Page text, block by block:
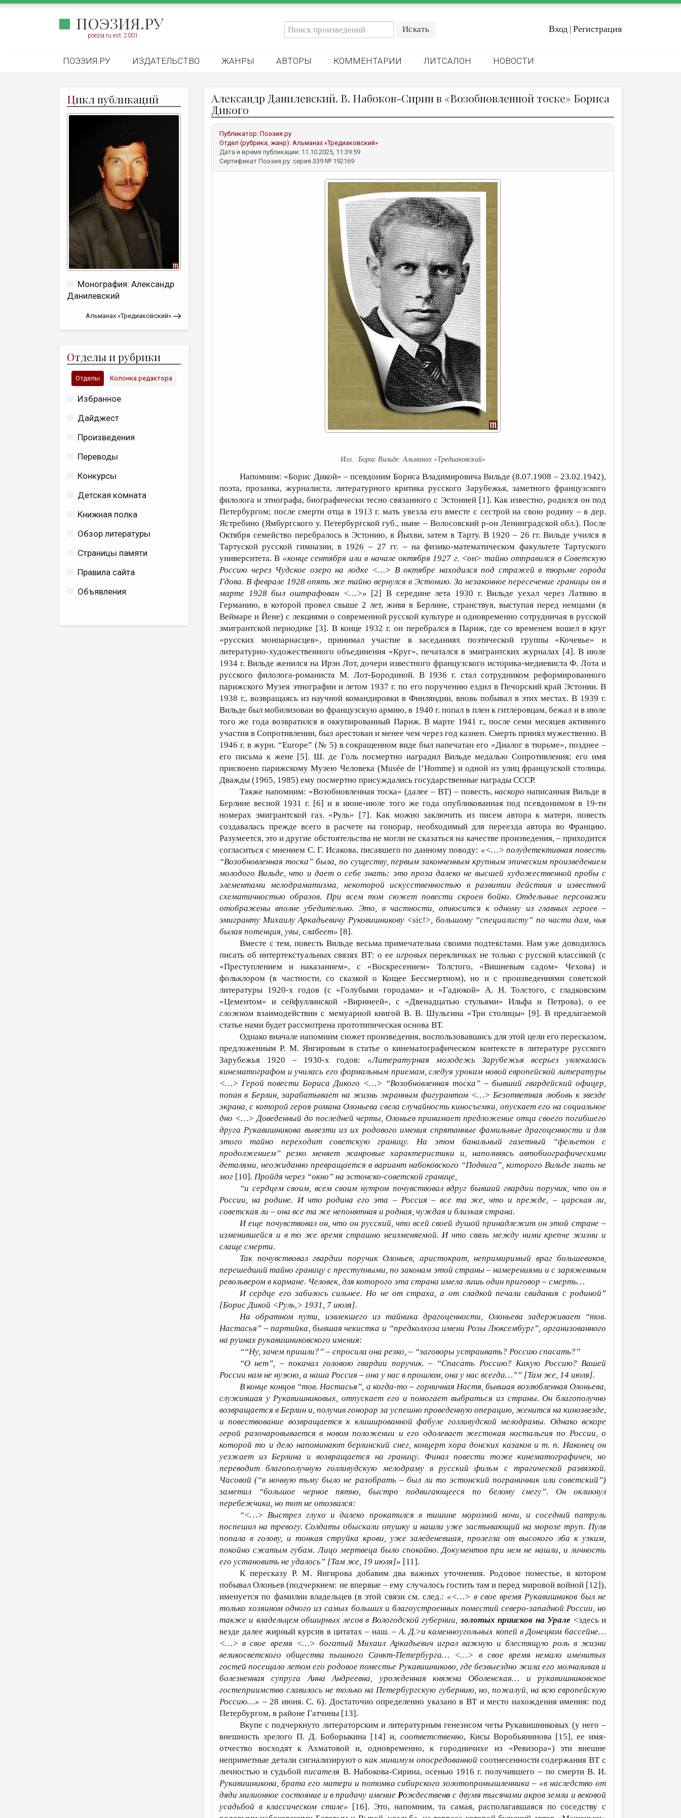
ПОЭЗИЯ.РУ
poezia.ru est. 2001
Вход | Регистрация
ПОЭЗИЯ.РУ ИЗДАТЕЛЬСТВО ЖАНРЫ АВТОРЫ КОММЕНТАРИИ ЛИТСАЛОН НОВОСТИ
Цикл публикаций
Монография: Александр
Данилевский
Альманах «Тредиаковский»
Отделы и рубрики
Отделы Колонка редактора
Избранное
Дайджест
Произведения
Переводы
Конкурсы
Детская комната
Книжная полка
Обзор литературы
Страницы памяти
Правила сайта
Объявления
Александр Данилевский. В. Набоков-Сирин в «Возобновленной тоске» Бориса
Дикого
Публикатор: Поэзия.ру
Отдел (рубрика, жанр): Альманах «Тредиаковский»
Дата и время публикации: 11.10.2025, 11:39:59
Сертификат Поэзия.ру: серия 339 № 192169
Борис Вильде. Альманах «Тредиаковский»
Напомним: «Борис Дикой» – псевдоним Бориса Владимировича Вильде (8.07.1908 – 23.02.1942),
поэта, прозаика, журналиста, литературного критика русского Зарубежья, заметного французского
филолога и этнографа, биографически тесно связанного с Эстонией [1]. Как известно, родился он под
Петербургом; после смерти отца в 1913 г. мать увезла его вместе с сестрой на свою родину – в дер.
Ястребино (Ямбургского у. Петербургской губ., ныне – Волосовский р-он Ленинградской обл.). После
Октября семейство перебралось в Эстонию, в Йыхви, затем в Тарту. В 1920 – 26 гг. Вильде учился в
Тартуской русской гимназии, в 1926 – 27 гг. – на физико-математическом факультете Тартуского
университета. В «конце сентября или в начале октября 1927 г. <он> тайно отправился в Советскую
Россию через Чудское озеро на лодке <…> В октябре находился под стражей в тюрьме города
Гдова. В феврале 1928 опять же тайно вернулся в Эстонию. За незаконное пересечение границы он в
марте 1928 был оштрафован <…>» [2] В середине лета 1930 г. Вильде уехал через Латвию в
Германию, в которой провел свыше 2 лет, живя в Берлине, странствуя, выступая перед немцами (в
Веймаре и Йене) с лекциями о современной русской культуре и одновременно сотрудничая в русской
эмигрантской периодике [3]. В конце 1932 г. он перебрался в Париж, где со временем вошел в круг
«русских монпарнасцев», принимал участие в заседаниях поэтической группы «Кочевье» и
литературно-художественного объединения «Круг», печатался в эмигрантских журналах [4]. В июле
1934 г. Вильде женился на Ирэн Лот, дочери известного французского историка-медиевиста Ф. Лота и
русского филолога-романиста М. Лот-Бородиной. В 1936 г. стал сотрудником реформированного
парижского Музея этнографии и летом 1937 г. по его поручению ездил в Печорский край Эстонии. В
1938 г., возвращаясь из научной командировки в Финляндии, вновь побывал в этих местах. В 1939 г.
Вильде был мобилизован во французскую армию, в 1940 г. попал в плен к гитлеровцам, бежал и в июле
того же года возвратился в оккупированный Париж. В марте 1941 г., после семи месяцев активного
участия в Сопротивлении, был арестован и менее чем через год казнен. Смерть принял мужественно. В
1946 г. в журн. “Europe” (№ 5) в сокращенном виде был напечатан его «Диалог в тюрьме», позднее –
его письма к жене [5]. Ш. де Голь посмертно наградил Вильде медалью Сопротивления; его имя
присвоено парижскому Музею Человека (Musée de l’Homme) и одной из улиц французской столицы.
Дважды (1965, 1985) ему посмертно присуждались государственные награды СССР.
Также напомним: «Возобновленная тоска» (далее – ВТ) – повесть, наскоро написанная Вильде в
Берлине весной 1931 г. [6] и в июне-июле того же года опубликованная под псевдонимом в 19-ти
номерах эмигрантской газ. «Руль» [7]. Как можно заключить из писем автора к матери, повесть
создавалась прежде всего в расчете на гонорар, необходимый для переезда автора во Францию.
Разумеется, это и другие обстоятельства не могли не сказаться на качестве произведения, – приходится
согласиться с мнением С. Г. Исакова, писавшего по данному поводу: «<…> полудетективная повесть
“Возобновленная тоска” была, по существу, первым законченным крупным эпическим произведением
молодого Вильде, что и дает о себе знать: это проза далеко не высшей художественной пробы с
элементами мелодраматизма, некоторой искусственностью в развитии действия и известной
схематичностью образов. При всем том сюжет повести скроен бойко. Отдельные персонажи
отображены вполне убедительно. Это, в частности, относится к одному из главных героев –
эмигранту Михаилу Аркадьевичу Руковишникову <sic!>, большому “специалисту” по части дам, чья
былая потенция, увы, слабеет» [8].
Вместе с тем, повесть Вильде весьма примечательна своими подтекстами. Нам уже доводилось
писать об интертекстуальных связях ВТ: о ее игровыхперекличках не только с русской классикой (с
«Преступлением и наказанием», с «Воскресением» Толстого, «Вишневым садом» Чехова) и
фольклором (в частности, со сказкой о Кощее Бессмертном), но и с произведениями советской
литературы 1920-х годов (с «Голубыми городами» и «Гадюкой» А. Н. Толстого, с гладковским
«Цементом» и сейфуллинской «Виринеей», с «Двенадцатью стульями» Ильфа и Петрова), о ее
сложном взаимодействии с мемуарной книгой В. В. Шульгина «Три столицы» [9]. В предлагаемой
статье нами будет рассмотрена прототипическая основа ВТ.
Однако вначале напомним сюжет произведения, воспользовавшись для этой цели его пересказом,
предложенным Р. М. Янгировым в статье о кинематографическом контексте в литературе русского
Зарубежья 1920 – 1930-х годов: «Литературная молодежь Зарубежья всерьез увлекалась
кинематографом и училась его формальным приемам, следуя урокам новой европейской литературы
<…> Герой повести Бориса Дикого <…> “Возобновленная тоска” – бывший гвардейский офицер,
попав в Берлин, зарабатывает на жизнь экранным фигурантом <…> Безответная любовь к звезде
экрана, с которой героя романа Олоньева свела случайность киносъемки, опускает его на социальное
дно <…> Доведенный до последней черты, Олоньев принимает предложение отца своего погибшего
друга Рукавишникова вывезти из их родового имения спрятанные фамильные драгоценности и для
этого тайно переходит советскую границу. На этом банальный газетный “фельетон с
продолжением” резко меняет жанровые характеристики и, наполняясь автобиографическими
деталями, неожиданно превращается в вариант набоковского “Подвига”, которого Вильде знать не
мог [10]. Пройдя через “окно” на эстонско-советской границе,
“и сердцем своим, всем своим нутром почувствовал вдруг бывший гвардии поручик, что он в
России, на родине. И что родина его эта – Россия – все та же, что и прежде, – царская ли,
советская ли – она все та же непонятная и родная, чуждая и близкая страна.
И еще почувствовал он, что он русский, что всей своей душой принадлежит он этой стране –
изменившейся и в то же время страшно неизменяемой. И что связь между ними крепче жизни и
слаще смерти.
Так почувствовал гвардии поручик Олоньев, аристократ, непримиримый враг большевиков,
перешедший тайно границу с преступными, по законам этой страны – намерениями и с заряженным
револьвером в кармане. Человек, для которого эта страна имела лишь один приговор – смерть…
И сердце его забилось сильнее. Но не от страха, а от сладкой печали свидания с родиной”
[Борис Дикой <Руль,> 1931, 7 июля].
На обратном пути, извлекшего из тайника драгоценности, Олоньева задерживает “тов.
Настасья” – партийка, бывшая чекистка и “предколхоза имени Розы Люксембург”, организованного
на руинах рукавишниковского имения:
““Ну, зачем пришли?” – спросила она резко, – “заговоры устраивать? Россию спасать?”
“О нет”, – покачал головою гвардии поручик. – “Спасать Россию? Какую Россию? Вашей
России нам не нужно, а наша Россия – она у нас в прошлом, она у нас всегда…”” [Там же, 14 июля].
В конце концов “тов. Настасья”, а когда-то – горничная Настя, бывшая возлюбленная Олоньева,
служившая у Рукавишниковых, отпускает его и помогает выбраться из страны. Он благополучно
возвращается в Берлин и, получив гонорар за успешно проведенную операцию, женится на кинозвезде,
и повествование возвращается к клишированной фабуле голливудской мелодрамы. Однако вскоре
герой разочаровывается в новом положении и его одолевает жестокая ностальгия по России, о
которой то и дело напоминают берлинский снег, концерт хора донских казаков и т. п. Наконец он
уезжает из Берлина и возвращается на границу. Финал повести тоже кинематографичен, но
переводит благополучную голливудскую мелодраму в русский фильм с трагической развязкой.
Часовой (“в ночную тьму было не разобрать – был ли то эстонский пограничник или советский”)
заметил “большое черное пятно, быстро подвигающееся по белому снегу”. Он окликнул
перебежчика, но тот не отозвался:
“<…> Выстрел глухо и далеко прокатился в тишине морозной ночи, и соседний патруль
поспешил на тревогу. Солдаты обыскали опушку и нашли уже застывающий на морозе труп. Пуля
попала в голову, и тонкая струйка крови, уже заледеневшая, пролегла от высокого лба к узким,
покойно сжатым губам. Лицо мертвеца было спокойно. Документов при нем не нашли, и личность
его установить не удалось” [Там же, 19 июля]» [11].
К пересказу Р. М. Янгирова добавим два важных уточнения. Родовое поместье, в котором
побывал Олоньев (подчеркнем: не впервые – ему случалось гостить там и перед мировой войной [12]),
именуется по фамилии владельцев (в этой связи см. след.: «<…> в свое время Рукавишников был не
только хозяином одного из самых больших и благоустроенных поместий северо-западной России, но
также и владельцем обширных лесов в Вологодской губернии,золотых приисков на Урале <здесь и
везде далее жирный курсив в цитатах – наш. –А. Д.>и каменноугольных копей в Донецком бассейне…
<…> в свое время <…> богатый Михаил Аркадьевич играл важную и блестящую роль в жизни
великосветского общества пышного Санкт-Петербурга… <…> в свое время немало именитых
гостей посещало летом его родовое поместье Рукавишниково, где безвыездно жила его молчаливая и
болезненная супруга Анна Андреевна, урожденная княжна Оболенская… и рукавишниковское
гостеприимство славилось не только на Петербургскую губернию, но, пожалуй, на всю европейскую
Россию…» – 28 июня. С. 6). Достаточно определенно указано в ВТ и место нахождения имения: под
Петербургом, в районе Гатчины [13].
Вкупе с подчеркнуто литераторским и литературным генезисом четы Рукавишниковых (у него –
внешность зрелого П. Д. Боборыкина [14] и, соответственно, Кисы Воробьянинова [15], ее имя-
отчество восходят к Ахматовой и, одновременно, к городничихе из «Ревизора») эти внешне
неприметные детали сигнализируют окак минимум опосредованной соотнесенности содержания ВТ с
личностью и судьбойписателя В. Набокова-Сирина, осенью 1916 г. получившего – по смерти В. И.
Рукавишникова, брата его матери и потомка сибирского золотопромышленника – «в наследство от
дяди милионное состояние и в придачу имение Рождествено с двумя тысячами акров земли и вековой
усадьбой в классическом стиле» [16]. Это, напомним, та самая, располагавшаяся по соседству с